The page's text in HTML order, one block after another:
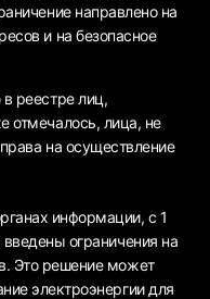
направлено на
и на безопасное
реестре лиц,
отмечалось, лица, не
на осуществление
информации, с 1
ограничения на
Это решение может
электроэнергии для